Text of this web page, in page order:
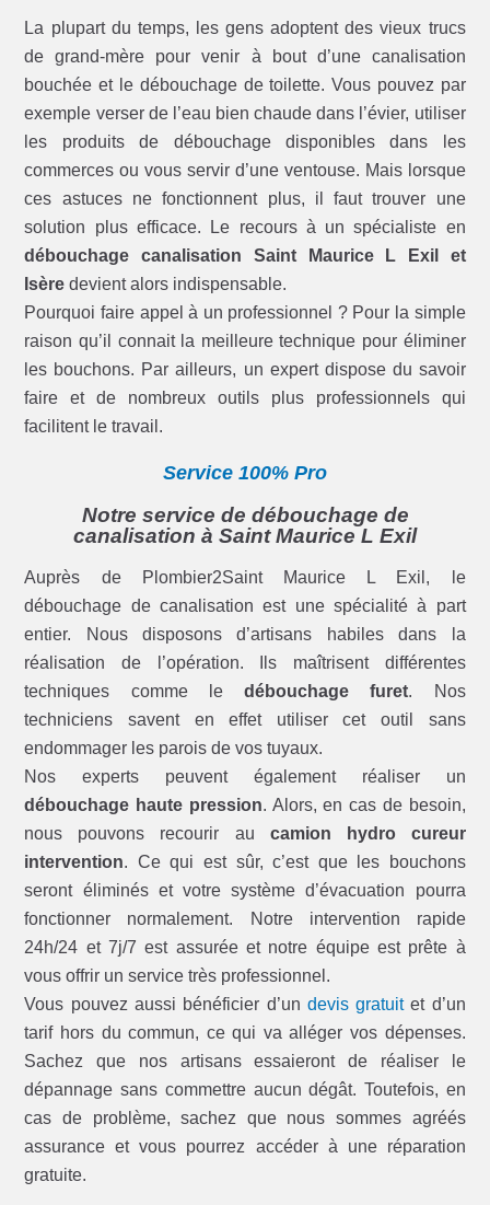
La plupart du temps, les gens adoptent des vieux trucs
de grand-mère pour venir à bout d’une canalisation
bouchée et le débouchage de toilette. Vous pouvez par
exemple verser de l’eau bien chaude dans l’évier, utiliser
les produits de débouchage disponibles dans les
commerces ou vous servir d’une ventouse. Mais lorsque
ces astuces ne fonctionnent plus, il faut trouver une
solution plus efficace. Le recours à un spécialiste en
débouchage canalisation Saint Maurice L Exil et
Isère devient alors indispensable.
Pourquoi faire appel à un professionnel ? Pour la simple
raison qu’il connait la meilleure technique pour éliminer
les bouchons. Par ailleurs, un expert dispose du savoir
faire et de nombreux outils plus professionnels qui
facilitent le travail.
Service 100% Pro
Notre service de débouchage de
canalisation à Saint Maurice L Exil
Auprès de Plombier2Saint Maurice L Exil, le
débouchage de canalisation est une spécialité à part
entier. Nous disposons d’artisans habiles dans la
réalisation de l’opération. Ils maîtrisent différentes
techniques comme ledébouchage furet. Nos
techniciens savent en effet utiliser cet outil sans
endommager les parois de vos tuyaux.
Nos experts peuvent également réaliser un
débouchage haute pression. Alors, en cas de besoin,
nous pouvons recourir au camion hydro cureur
intervention. Ce qui est sûr, c’est que les bouchons
seront éliminés et votre système d’évacuation pourra
fonctionner normalement. Notre intervention rapide
24h/24 et 7j/7 est assurée et notre équipe est prête à
vous offrir un service très professionnel.
Vous pouvez aussi bénéficier d’un devis gratuitet d’un
tarif hors du commun, ce qui va alléger vos dépenses.
Sachez que nos artisans essaieront de réaliser le
dépannage sans commettre aucun dégât. Toutefois, en
cas de problème, sachez que nous sommes agréés
assurance et vous pourrez accéder à une réparation
gratuite.